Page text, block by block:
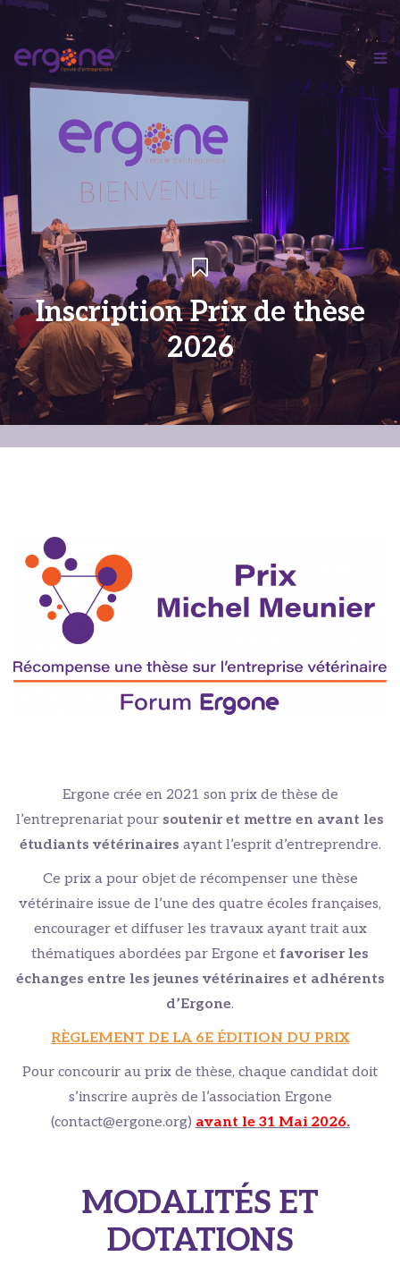
Inscription Prix de thèse
2026
Ergone crée en 2021 son prix de thèse de
l’entreprenariat pour soutenir et mettre en avant les
étudiants vétérinaires ayant l’esprit d’entreprendre.
Ce prix a pour objet de récompenser une thèse
vétérinaire issue de l’une des quatre écoles françaises,
encourager et diffuser les travaux ayant trait aux
thématiques abordées par Ergone et favoriser les
échanges entre les jeunes vétérinaires et adhérents
d’Ergone.
RÈGLEMENT DE LA 6E ÉDITION DU PRIX
Pour concourir au prix de thèse, chaque candidat doit
s’inscrire auprès de l’association Ergone
(contact@ergone.org) avant le 31 Mai 2026.
MODALITÉS ET
DOTATIONS